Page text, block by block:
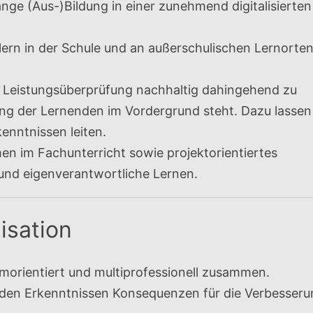
(Aus-)Bildung in einer zunehmend digitalisierten
in der Schule und an außerschulischen Lernorten
nachhaltig dahingehend zu
der Lernenden im Vordergrund steht. Dazu lassen
leiten.
im Fachunterricht sowie projektorientiertes
eigenverantwortliche Lernen.
und multiprofessionell zusammen.
Erkenntnissen Konsequenzen für die